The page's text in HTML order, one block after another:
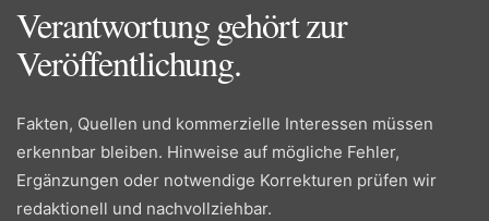
Verantwortung gehört zur
Veröffentlichung.
Fakten, Quellen und kommerzielle Interessen müssen
erkennbar bleiben. Hinweise auf mögliche Fehler,
Ergänzungen oder notwendige Korrekturen prüfen wir
redaktionell und nachvollziehbar.